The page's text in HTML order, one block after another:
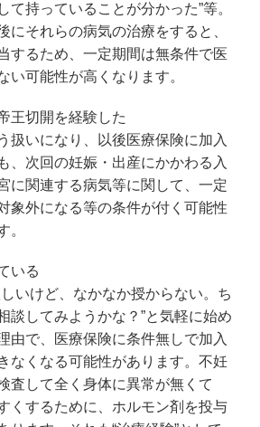
て持っていることが分かった”等。
にそれらの病気の治療をすると、
するため、一定期間は無条件で医
い可能性が高くなります。
王切開を経験した
扱いになり、以後医療保険に加入
、次回の妊娠・出産にかかわる入
に関連する病気等に関して、一定
象外になる等の条件が付く可能性
。
いる
いけど、なかなか授からない。ち
談してみようかな？”と気軽に始め
由で、医療保険に条件無しで加入
なくなる可能性があります。不妊
査して全く身体に異常が無くて
くするために、ホルモン剤を投与